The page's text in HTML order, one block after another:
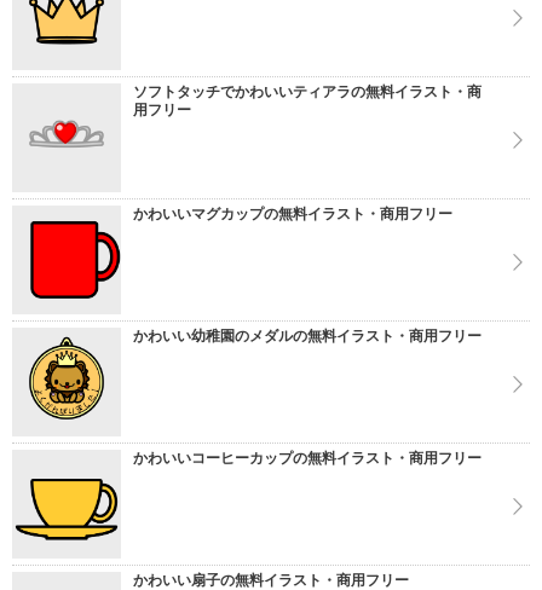
ソフトタッチでかわいいティアラの無料イラスト・商
用フリー
かわいいマグカップの無料イラスト・商用フリー
かわいい幼稚園のメダルの無料イラスト・商用フリー
かわいいコーヒーカップの無料イラスト・商用フリー
かわいい扇子の無料イラスト・商用フリー